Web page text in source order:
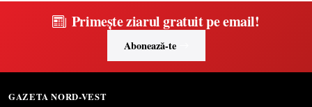
Primește ziarul gratuit pe email!
Abonează-te
GAZETA NORD-VEST